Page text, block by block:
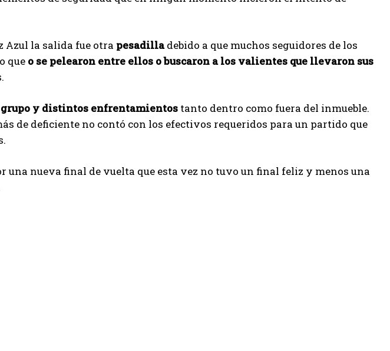
Azul la salida fue otra pesadilladebido a que muchos seguidores de los
que o se pelearon entre ellos o buscaron a los valientes que llevaron sus
grupo y distintos enfrentamientos tanto dentro como fuera del inmueble.
de deficiente no contó con los efectivos requeridos para un partido que
una nueva final de vuelta que esta vez no tuvo un final feliz y menos una